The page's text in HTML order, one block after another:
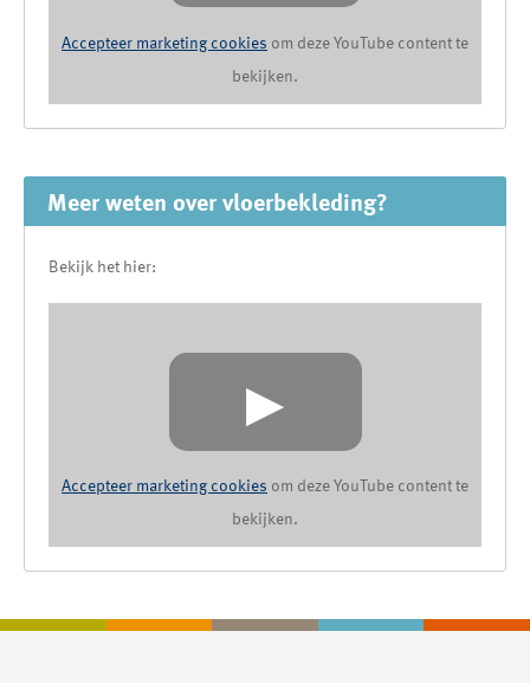
Accepteer marketing cookies om deze YouTube content te
bekijken.
Meer weten over vloerbekleding?
Bekijk het hier:
▶
Accepteer marketing cookies om deze YouTube content te
bekijken.